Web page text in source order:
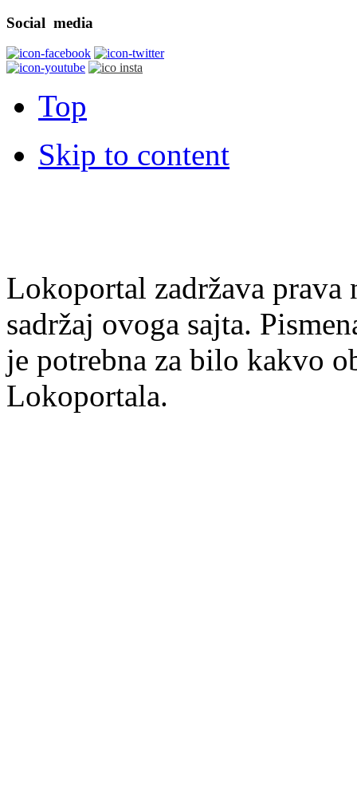
Social media
Top
Skip to content
Lokoportal zadržava
sadržaj ovoga sajta.
je potrebna za bilo kakvo
Lokoportala.